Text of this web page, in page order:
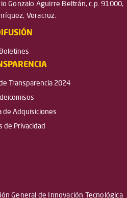
Gonzalo Aguirre Beltrán, c.p. 91000,
Veracruz.
Boletines
Transparencia 2024
de Adquisiciones
de Privacidad
General de Innovación Tecnológica